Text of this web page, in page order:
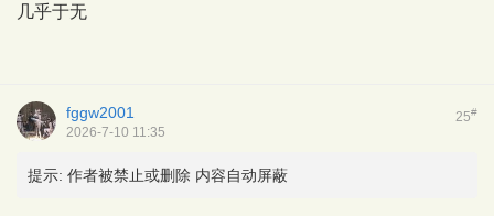
几乎于无
25#
fggw2001
2026-7-10 11:35
提示: 作者被禁止或删除 内容自动屏蔽